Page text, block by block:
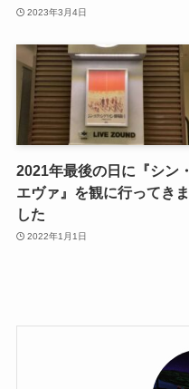
2023年3月4日
2021年最後の日に『シン・
エヴァ』を観に行ってきま
した
2022年1月1日